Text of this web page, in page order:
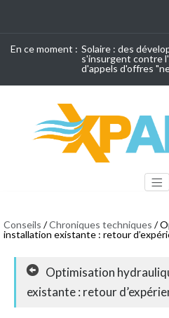
En ce moment : Solaire : des
s'insurgent contre
d'appels d'offres
Conseils /Chroniques techniques /
installation existante : retour
Optimisation
existante : retour